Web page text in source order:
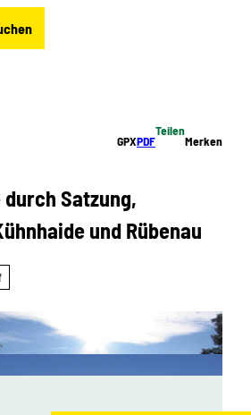
GPXPDF
Teilen
Merken
Satzung,
und Rübenau